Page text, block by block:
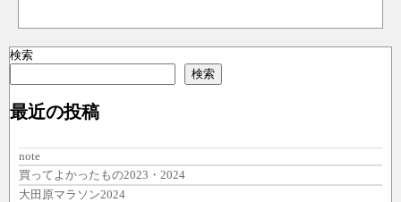
検索
検索
最近の投稿
note
買ってよかったもの2023・2024
大田原マラソン2024